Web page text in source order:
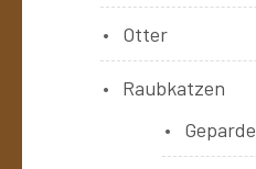
Otter
Raubkatzen
Geparde